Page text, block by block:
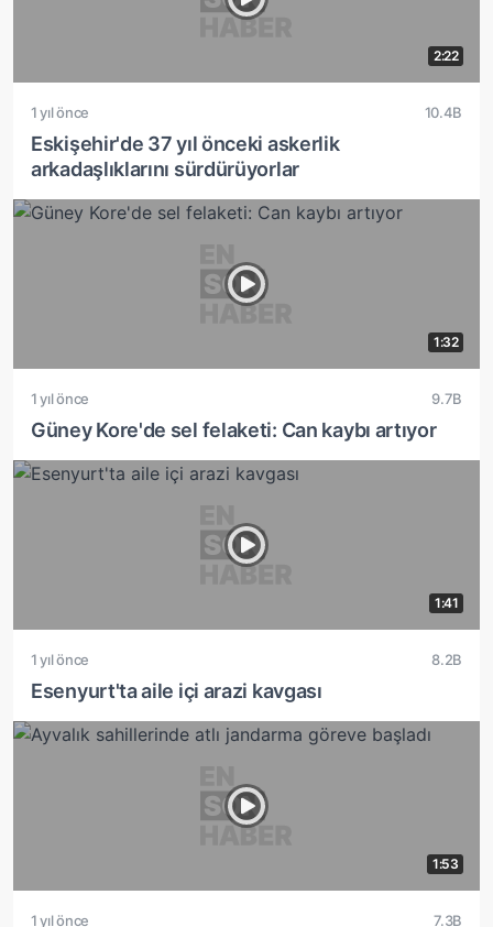
2:22
1 yıl önce 10.4B
Eskişehir'de 37 yıl önceki askerlik
arkadaşlıklarını sürdürüyorlar
1:32
1 yıl önce 9.7B
Güney Kore'de sel felaketi: Can kaybı artıyor
1:41
1 yıl önce 8.2B
Esenyurt'ta aile içi arazi kavgası
1:53
1 yıl önce 7.3B